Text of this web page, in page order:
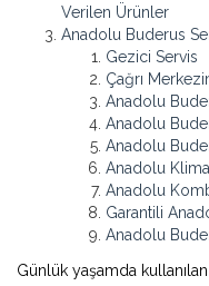
Verilen Ürünler
Anadolu Buderus
Gezici Servis
Çağrı
Anadolu
Anadolu
Anadolu
Anadolu
Anadolu
Garantili
Anadolu
Günlük yaşamda